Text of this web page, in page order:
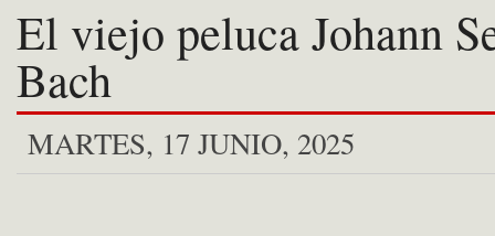
El viejo peluca Johann
Bach
MARTES, 17 JUNIO, 2025